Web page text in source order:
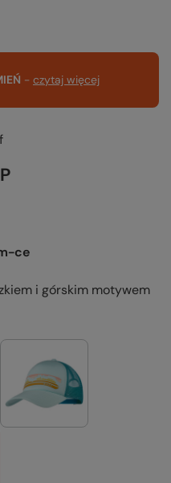
- czytaj więcej
ce
i górskim motywem